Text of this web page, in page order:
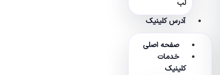
آدرس کلینیک
صفحه اصلی
خدمات
کلینیک